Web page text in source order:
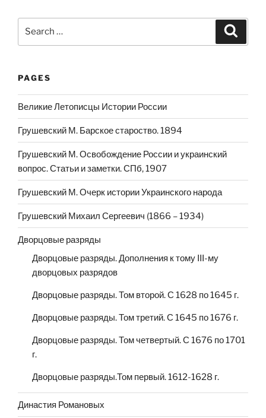
PAGES
Великие Летописцы Истории России
Грушевский М. Барское староство. 1894
Грушевский М. Освобождение России и украинский
вопрос. Статьи и заметки. СПб, 1907
Грушевский М. Очерк истории Украинского народа
Грушевский Михаил Сергеевич (1866 – 1934)
Дворцовые разряды
Дворцовые разряды. Дополнения к тому III-му
дворцовых разрядов
Дворцовые разряды. Том второй. С 1628 по 1645 г.
Дворцовые разряды. Том третий. С 1645 по 1676 г.
Дворцовые разряды. Том четвертый. С 1676 по 1701
г.
Дворцовые разряды.Том первый. 1612-1628 г.
Династия Романовых